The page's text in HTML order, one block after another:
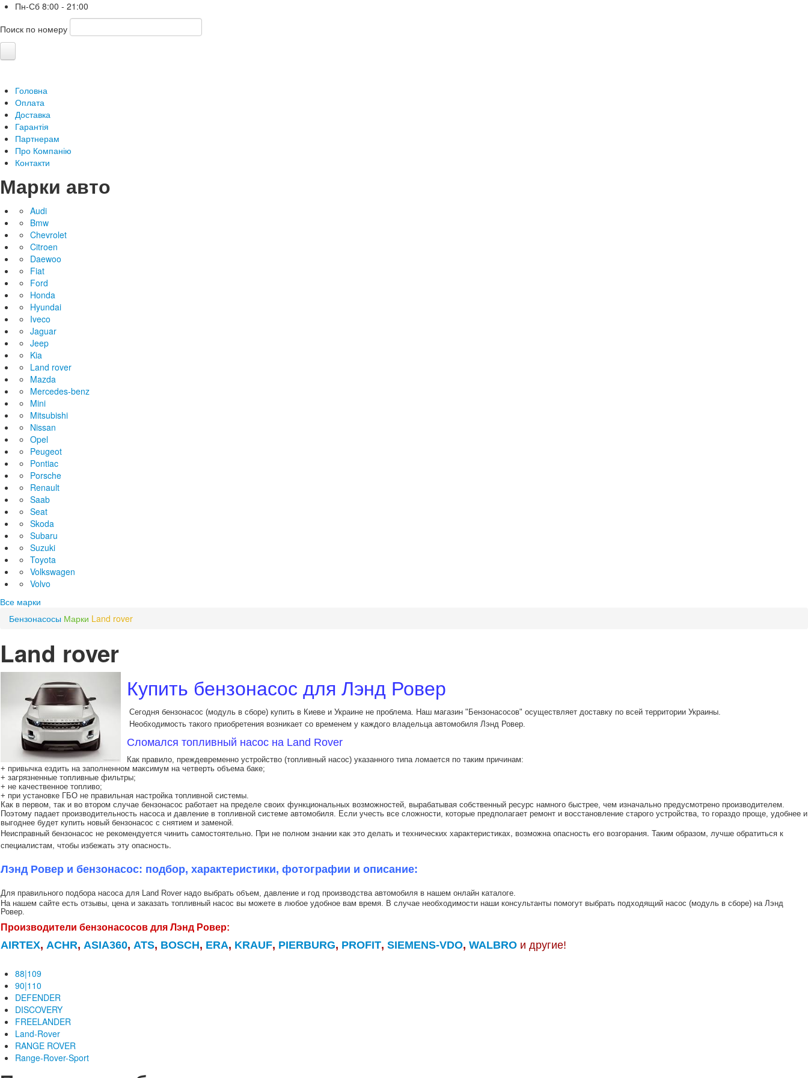
Пн-Сб 8:00 - 21:00
Поиск по номеру
Головна
Оплата
Доставка
Гарантія
Партнерам
Про Компанію
Контакти
Марки авто
Audi
Bmw
Chevrolet
Citroen
Daewoo
Fiat
Ford
Honda
Hyundai
Iveco
Jaguar
Jeep
Kia
Land rover
Mazda
Mercedes-benz
Mini
Mitsubishi
Nissan
Opel
Peugeot
Pontiac
Porsche
Renault
Saab
Seat
Skoda
Subaru
Suzuki
Toyota
Volkswagen
Volvo
Все марки
Бензонасосы Марки Land rover
Land rover
Купить бензонасос для Лэнд Ровер
Сегодня бензонасос (модуль в сборе) купить в Киеве и Украине не проблема. Наш магазин "Бензонасосов" осуществляет доставку по всей территории Украины.
Необходимость такого приобретения возникает со временем у каждого владельца автомобиля Лэнд Ровер.
Сломался топливный насос на Land Rover
Как правило, преждевременно устройство (топливный насос) указанного типа ломается по таким причинам:
+ привычка ездить на заполненном максимум на четверть объема баке;
+ загрязненные топливные фильтры;
+ не качественное топливо;
+ при установке ГБО не правильная настройка топливной системы.
Как в первом, так и во втором случае бензонасос работает на пределе своих функциональных возможностей, вырабатывая собственный ресурс намного быстрее, чем изначально предусмотрено производителем.
Поэтому падает производительность насоса и давление в топливной системе автомобиля. Если учесть все сложности, которые предполагает ремонт и восстановление старого устройства, то гораздо проще, удобнее и
выгоднее будет купить новый бензонасос с снятием и заменой.
Неисправный бензонасос не рекомендуется чинить самостоятельно. При не полном знании как это делать и технических характеристиках, возможна опасность его возгорания. Таким образом, лучше обратиться к
специалистам, чтобы избежать эту опасность.
Лэнд Ровер и бензонасос: подбор, характеристики, фотографии и описание:
Для правильного подбора насоса для Land Rover надо выбрать объем, давление и год производства автомобиля в нашем онлайн каталоге.
На нашем сайте есть отзывы, цена и заказать топливный насос вы можете в любое удобное вам время. В случае необходимости наши консультанты помогут выбрать подходящий насос (модуль в сборе) на Лэнд
Ровер.
Производители бензонасосов для Лэнд Ровер:
AIRTEX, ACHR, ASIA360, ATS, BOSCH, ERA, KRAUF, PIERBURG, PROFIT, SIEMENS-VDO, WALBRO и другие!
88|109
90|110
DEFENDER
DISCOVERY
FREELANDER
Land-Rover
RANGE ROVER
Range-Rover-Sport